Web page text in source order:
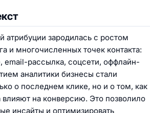
атрибуции зародилась с ростом
и многочисленных точек контакта:
email-рассылка, соцсети, оффлайн-
аналитики бизнесы стали
о последнем клике, но и о том, как
влияют на конверсию. Это позволило
инсайты и оптимизировать